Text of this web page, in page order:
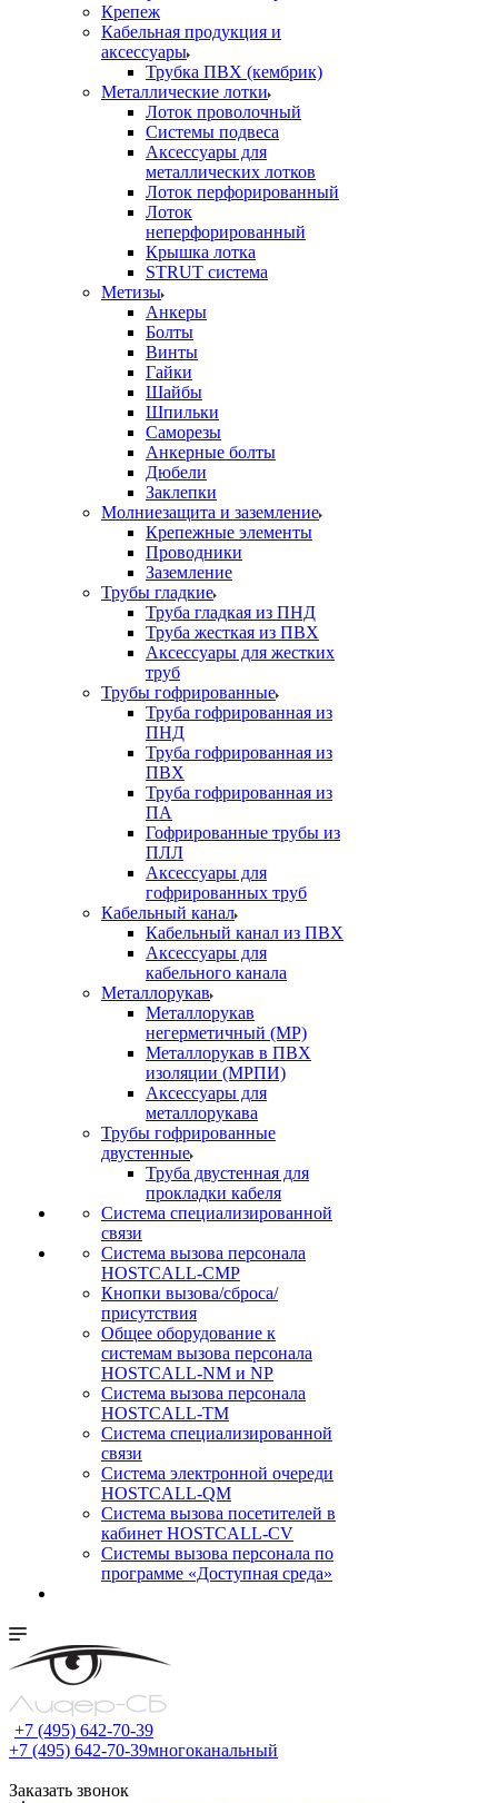
Крепеж
Кабельная продукция и
аксессуары
Трубка ПВХ (кембрик)
Металлические лотки
Лоток проволочный
Системы подвеса
Аксессуары для
металлических лотков
Лоток перфорированный
Лоток
неперфорированный
Крышка лотка
STRUT система
Метизы
Анкеры
Болты
Винты
Гайки
Шайбы
Шпильки
Саморезы
Анкерные болты
Дюбели
Заклепки
Молниезащита и заземление
Крепежные элементы
Проводники
Заземление
Трубы гладкие
Труба гладкая из ПНД
Труба жесткая из ПВХ
Аксессуары для жестких
труб
Трубы гофрированные
Труба гофрированная из
ПНД
Труба гофрированная из
ПВХ
Труба гофрированная из
ПА
Гофрированные трубы из
ПЛЛ
Аксессуары для
гофрированных труб
Кабельный канал
Кабельный канал из ПВХ
Аксессуары для
кабельного канала
Металлорукав
Металлорукав
негерметичный (МР)
Металлорукав в ПВХ
изоляции (МРПИ)
Аксессуары для
металлорукава
Трубы гофрированные
двустенные
Труба двустенная для
прокладки кабеля
Система специализированной
связи
Cистема вызова персонала
HOSTCALL-CMP
Кнопки вызова/сброса/
присутствия
Общее оборудование к
системам вызова персонала
HOSTCALL-NM и NP
Система вызова персонала
HOSTCALL-TM
Система специализированной
связи
Система электронной очереди
HOSTCALL-QM
Cистема вызова посетителей в
кабинет HOSTCALL-CV
Системы вызова персонала по
программе «Доступная среда»
+7 (495) 642-70-39
+7 (495) 642-70-39многоканальный
Заказать звонок